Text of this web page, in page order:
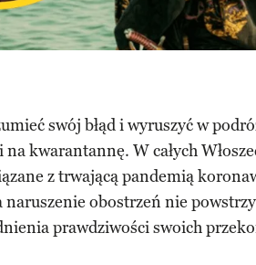
swój błąd i wyruszyć w
kwarantannę. W całych
z trwającą pandemią
obostrzeń nie
prawdziwości swoich